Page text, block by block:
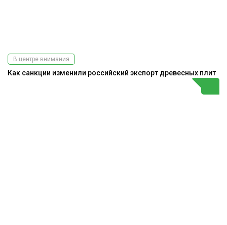
В центре внимания
Как санкции изменили российский экспорт древесных плит